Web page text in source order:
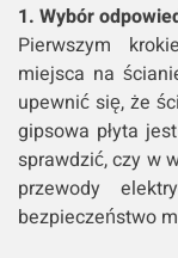
1. Wybór
Pierwszym
miejsca na
upewnić się, że
gipsowa płyta
sprawdzić, czy w
przewody
bezpieczeństwo